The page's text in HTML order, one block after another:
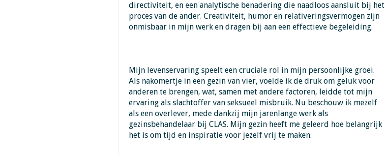
directiviteit, en een analytische benadering die naadloos aansluit bij het
proces van de ander. Creativiteit, humor en relativeringsvermogen zijn
onmisbaar in mijn werk en dragen bij aan een effectieve begeleiding.
Mijn levenservaring speelt een cruciale rol in mijn persoonlijke groei.
Als nakomertje in een gezin van vier, voelde ik de druk om geluk voor
anderen te brengen, wat, samen met andere factoren, leidde tot mijn
ervaring als slachtoffer van seksueel misbruik. Nu beschouw ik mezelf
als een overlever, mede dankzij mijn jarenlange werk als
gezinsbehandelaar bij CLAS. Mijn gezin heeft me geleerd hoe belangrijk
het is om tijd en inspiratie voor jezelf vrij te maken.